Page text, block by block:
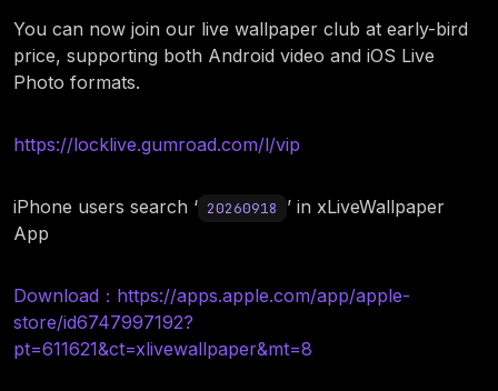
You can now join our live wallpaper club at early-bird
price, supporting both Android video and iOS Live
Photo formats.
https://locklive.gumroad.com/l/vip
iPhone users search ‘ 20260918
’ in xLiveWallpaper
App
Download：https://apps.apple.com/app/apple-
store/id6747997192?
pt=611621&ct=xlivewallpaper&mt=8